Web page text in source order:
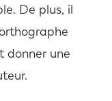
De plus, il
donner une